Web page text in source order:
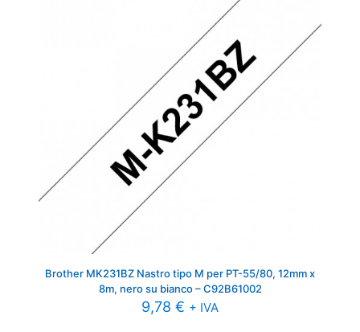
Brother MK231BZ Nastro tipo M per PT-55/80, 12mm x
8m, nero su bianco – C92B61002
9,78 € + IVA